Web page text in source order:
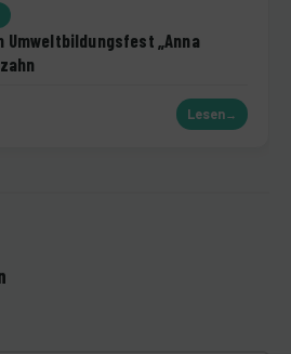
Umweltbildungsfest „Anna
Lesen